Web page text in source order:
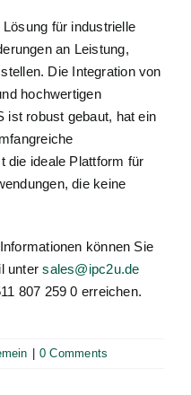
für industrielle
an Leistung,
Die Integration von
hochwertigen
ist robust gebaut, hat ein
die ideale Plattform für
die keine
können Sie
untersales@ipc2u.de
807 259 0 erreichen.
0 Comments